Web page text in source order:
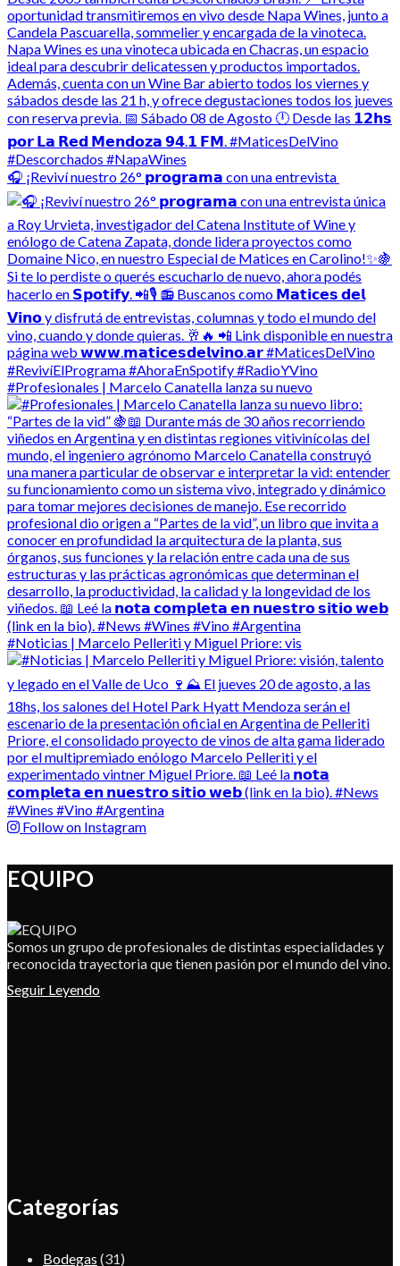
🎧 ¡Reviví nuestro 26° 𝗽𝗿𝗼𝗴𝗿𝗮𝗺𝗮 con una entrevista
#Profesionales | Marcelo Canatella lanza su nuevo
#Noticias | Marcelo Pelleriti y Miguel Priore: vis
Follow on Instagram
EQUIPO
Somos un grupo de profesionales de distintas especialidades y
reconocida trayectoria que tienen pasión por el mundo del vino.
Seguir Leyendo
Categorías
Bodegas (31)